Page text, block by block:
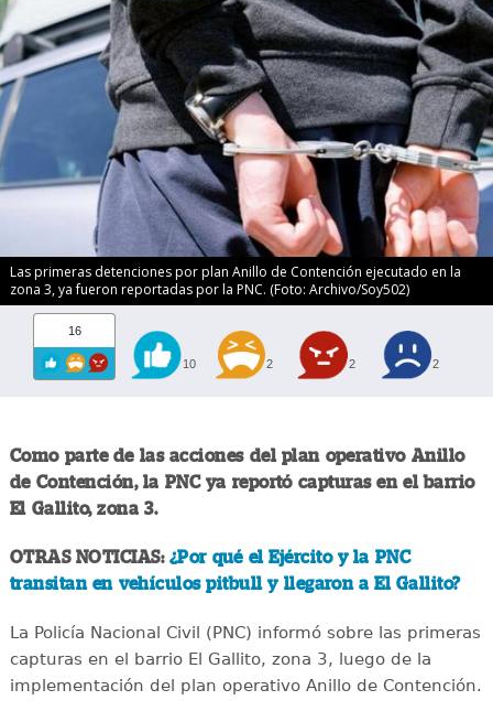
Las primeras detenciones por plan Anillo de Contención ejecutado en la
zona 3, ya fueron reportadas por la PNC. (Foto: Archivo/Soy502)
16
10 2 2 2
Como parte de las acciones del plan operativo Anillo
de Contención, la PNC ya reportó capturas en el barrio
El Gallito, zona 3.
OTRAS NOTICIAS: ¿Por qué el Ejército y la PNC
transitan en vehículos pitbull y llegaron a El Gallito?
La Policía Nacional Civil (PNC) informó sobre las primeras
capturas en el barrio El Gallito, zona 3, luego de la
implementación del plan operativo Anillo de Contención.